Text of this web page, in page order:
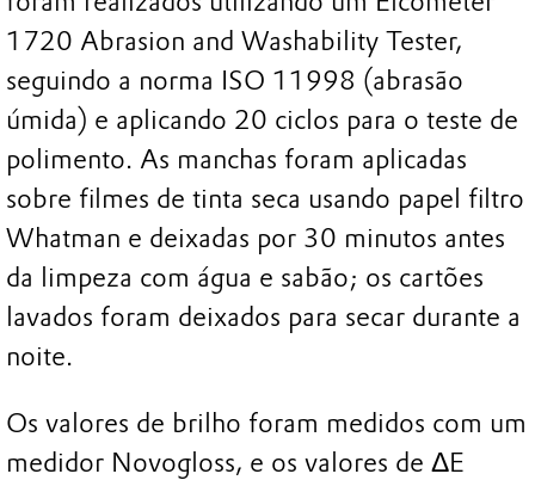
1720 Abrasion and Washability Tester,
seguindo a norma ISO 11998 (abrasão
úmida) e aplicando 20 ciclos para o teste de
polimento. As manchas foram aplicadas
sobre filmes de tinta seca usando papel filtro
Whatman e deixadas por 30 minutos antes
da limpeza com água e sabão; os cartões
lavados foram deixados para secar durante a
noite.
Os valores de brilho foram medidos com um
medidor Novogloss, e os valores de ΔE